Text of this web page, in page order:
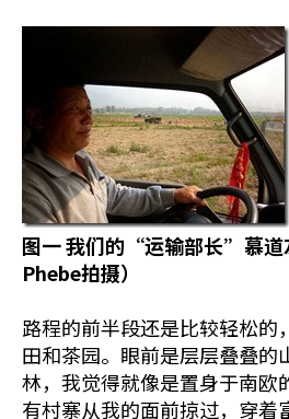
图一我们的“运输部长”慕道
Phebe拍摄）
路程的前半段还是比较轻松的
田和茶园。眼前是层层叠叠的
林，我觉得就像是置身于南欧
有村寨从我的面前掠过，穿着